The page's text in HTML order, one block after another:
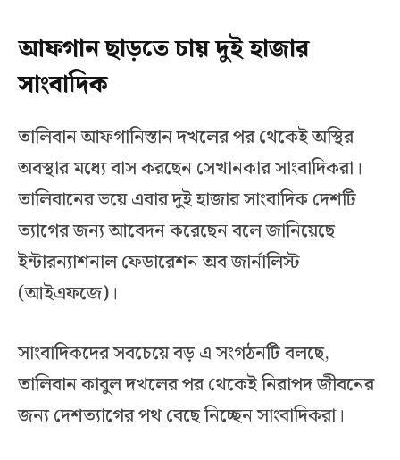
আফগান ছাড়তে চায় দুই হাজার
সাংবাদিক
তালিবান আফগানিস্তান দখলের পর থেকেই অস্থির
অবস্থার মধ্যে বাস করছেন সেখানকার সাংবাদিকরা।
তালিবানের ভয়ে এবার দুই হাজার সাংবাদিক দেশটি
ত্যাগের জন্য আবেদন করেছেন বলে জানিয়েছে
ইন্টারন্যাশনাল ফেডারেশন অব জার্নালিস্ট
(আইএফজে)।
সাংবাদিকদের সবচেয়ে বড় এ সংগঠনটি বলছে,
তালিবান কাবুল দখলের পর থেকেই নিরাপদ জীবনের
জন্য দেশত্যাগের পথ বেছে নিচ্ছেন সাংবাদিকরা।